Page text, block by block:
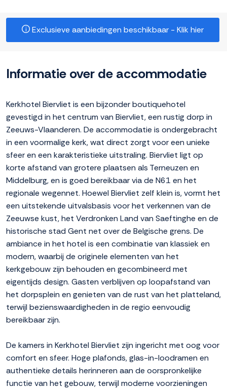
Exclusieve aanbiedingen beschikbaar - Klik hier
Informatie over de accommodatie
Kerkhotel Biervliet is een bijzonder boutiquehotel
gevestigd in het centrum van Biervliet, een rustig dorp in
Zeeuws-Vlaanderen. De accommodatie is ondergebracht
in een voormalige kerk, wat direct zorgt voor een unieke
sfeer en een karakteristieke uitstraling. Biervliet ligt op
korte afstand van grotere plaatsen als Terneuzen en
Middelburg, en is goed bereikbaar via de N61 en het
regionale wegennet. Hoewel Biervliet zelf klein is, vormt het
een uitstekende uitvalsbasis voor het verkennen van de
Zeeuwse kust, het Verdronken Land van Saeftinghe en de
historische stad Gent net over de Belgische grens. De
ambiance in het hotel is een combinatie van klassiek en
modern, waarbij de originele elementen van het
kerkgebouw zijn behouden en gecombineerd met
eigentijds design. Gasten verblijven op loopafstand van
het dorpsplein en genieten van de rust van het platteland,
terwijl bezienswaardigheden in de regio eenvoudig
bereikbaar zijn.
De kamers in Kerkhotel Biervliet zijn ingericht met oog voor
comfort en sfeer. Hoge plafonds, glas-in-loodramen en
authentieke details herinneren aan de oorspronkelijke
functie van het gebouw, terwijl moderne voorzieningen